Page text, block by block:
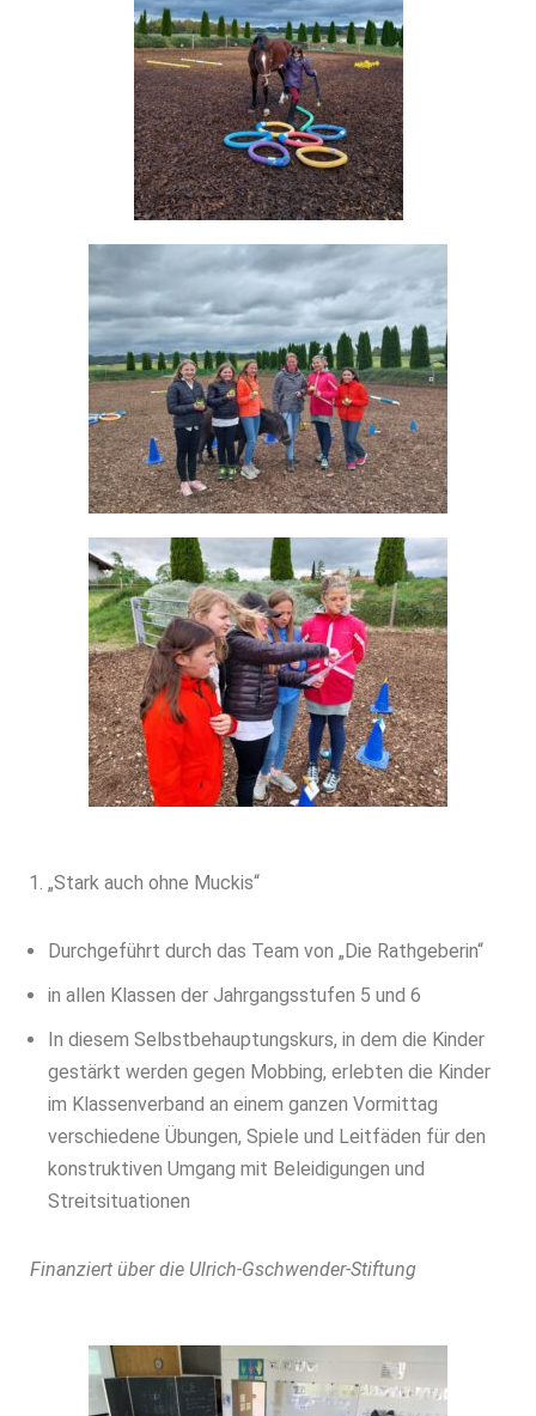
„Stark auch ohne Muckis“
Durchgeführt durch das Team von „Die Rathgeberin“
in allen Klassen der Jahrgangsstufen 5 und 6
In diesem Selbstbehauptungskurs, in dem die Kinder
gestärkt werden gegen Mobbing, erlebten die Kinder
im Klassenverband an einem ganzen Vormittag
verschiedene Übungen, Spiele und Leitfäden für den
konstruktiven Umgang mit Beleidigungen und
Streitsituationen
Finanziert über die Ulrich-Gschwender-Stiftung